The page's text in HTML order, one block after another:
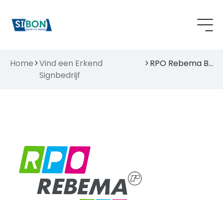
Home Vind een Erkend
Signbedrijf
RPO Rebema BV